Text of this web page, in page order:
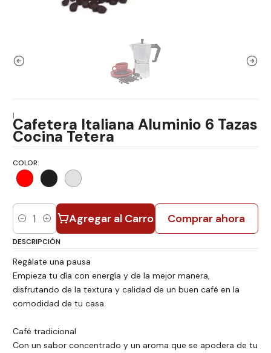
|Cafetera Italiana Aluminio 6 Tazas
Cocina Tetera
COLOR:
Cantidad Agregar al Carro Comprar ahora
DESCRIPCIÓN
Regálate una pausa
Empieza tu día con energía y de la mejor manera,
disfrutando de la textura y calidad de un buen café en la
comodidad de tu casa.
Café tradicional
Con un sabor concentrado y un aroma que se apodera de tu